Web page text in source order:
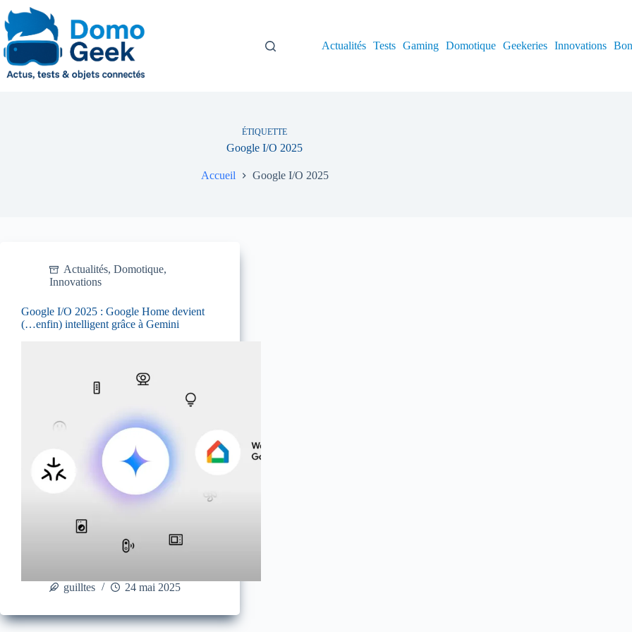
au
contenu
Actualités Tests Gaming Domotique Geekeries Innovations
ÉTIQUETTE
Google I/O 2025
Accueil Google I/O 2025
Actualités, Domotique,
Innovations
Google I/O 2025 : Google Home devient
(…enfin) intelligent grâce à Gemini
guilltes 24 mai 2025